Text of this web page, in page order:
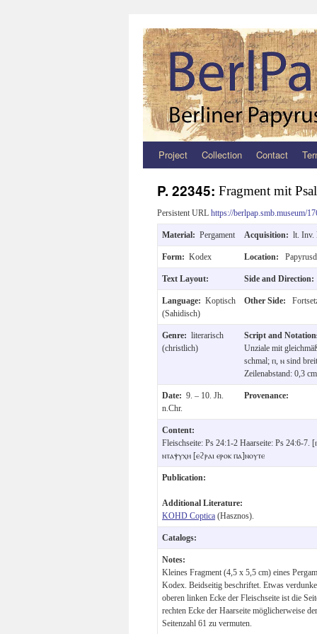
Zum
springen
Project Collection Contact
P. 22345: Fragment mit
Persistent URL https://berlpap.smb.museum/
Material: Pergament Acquisition: lt. Inv.
Form: Kodex Location:
Text Layout: Side and
Language: Koptisch
(Sahidisch)
Other Side:
Genre: literarisch
(christlich)
Script and
Unziale mit
schmal; ⲡ, ⲛ sind
Zeilenabstand: 0,3 cm
Date: 9. – 10. Jh.
n.Chr.
Provenance:
Content:
Fleischseite: Ps 24:1-2 Haarseite: Ps 24:6-7.
ⲛⲧⲁⲯⲩⲭⲏ [ⲉϩⲣⲁⲓ ⲉⲣⲟⲕ ⲡⲁ]ⲛⲟⲩⲧⲉ
Publication:
Additional Literature:
KOHD Coptica (Hasznos).
Catalogs:
Notes:
Kleines Fragment (4,5 x 5,5 cm) eines
Kodex. Beidseitig beschriftet. Etwas
oberen linken Ecke der Fleischseite ist die
rechten Ecke der Haarseite möglicherweise
Seitenzahl 61 zu vermuten.